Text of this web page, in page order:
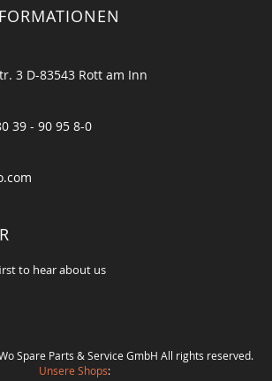
3 D-83543 Rott am Inn
39 - 90 95 8-0
to hear about us
Spare Parts & Service GmbH All rights reserved.
Unsere Shops: